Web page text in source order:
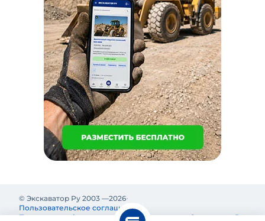
© Экскаватор Ру 2003 —2026
Пользовательское соглашение
Политика конфиденциальности
Реклама на Экскаватор Ру